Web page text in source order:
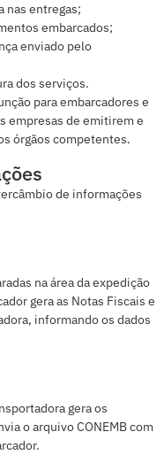
nas entregas;
embarcados;
enviado pelo
dos serviços.
para embarcadores e
empresas de emitirem e
órgãos competentes.
de informações
na área da expedição
gera as Notas Fiscais e
informando os dados
gera os
o arquivo CONEMB com